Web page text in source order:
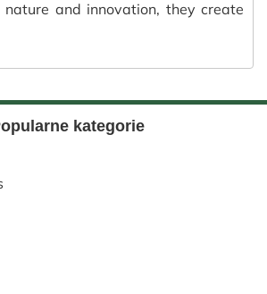
nature and innovation, they create
kategorie